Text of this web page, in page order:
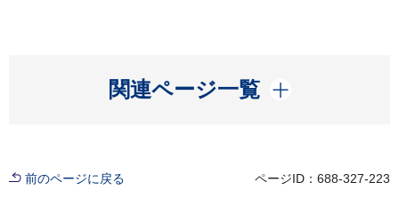
関連ページ一覧
開く
前のページに戻る ページID：688-327-223